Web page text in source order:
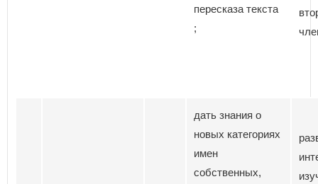
пересказа текста
;
дать знания о
новых категориях
имен
собственных,